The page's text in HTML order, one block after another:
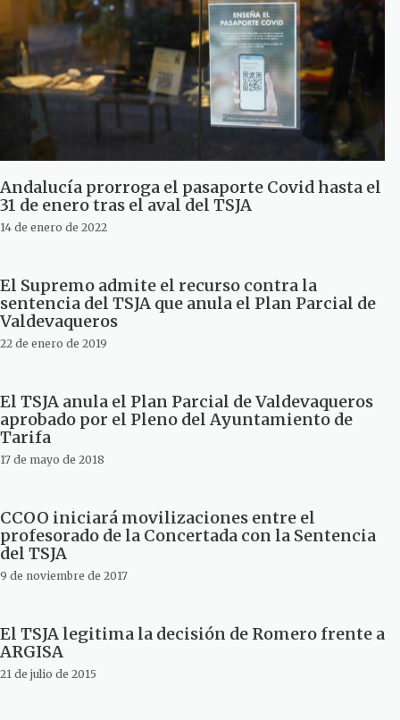
Andalucía prorroga el pasaporte Covid hasta el
31 de enero tras el aval del TSJA
14 de enero de 2022
El Supremo admite el recurso contra la
sentencia del TSJA que anula el Plan Parcial de
Valdevaqueros
22 de enero de 2019
El TSJA anula el Plan Parcial de Valdevaqueros
aprobado por el Pleno del Ayuntamiento de
Tarifa
17 de mayo de 2018
CCOO iniciará movilizaciones entre el
profesorado de la Concertada con la Sentencia
del TSJA
9 de noviembre de 2017
El TSJA legitima la decisión de Romero frente a
ARGISA
21 de julio de 2015